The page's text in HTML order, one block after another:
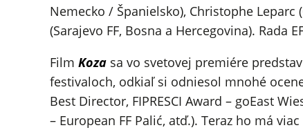
Nemecko / Španielsko), Christophe Leparc
(Sarajevo FF, Bosna a Hercegovina). Rada
Film Koza sa vo svetovej premiére
festivaloch, odkiaľ si odniesol mnohé
Best Director, FIPRESCI Award – goEast
– European FF Palić, atď.). Teraz ho má